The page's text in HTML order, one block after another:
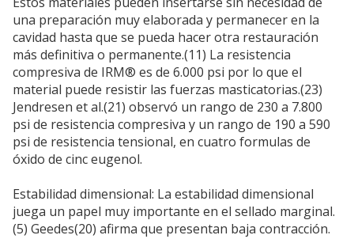
una preparación muy elaborada y permanecer en la
cavidad hasta que se pueda hacer otra restauración
más definitiva o permanente.(11) La resistencia
compresiva de IRM® es de 6.000 psi por lo que el
material puede resistir las fuerzas masticatorias.(23)
Jendresen et al.(21) observó un rango de 230 a 7.800
psi de resistencia compresiva y un rango de 190 a 590
psi de resistencia tensional, en cuatro formulas de
óxido de cinc eugenol.
Estabilidad dimensional: La estabilidad dimensional
juega un papel muy importante en el sellado marginal.
(5) Geedes(20) afirma que presentan baja contracción.